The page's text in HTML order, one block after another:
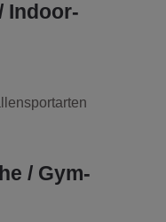
Indoor-
/ Gym-